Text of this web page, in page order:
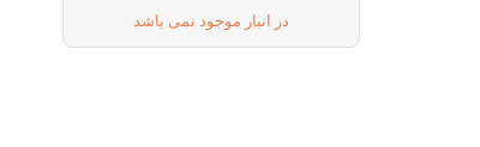
در انبار موجود نمی باشد